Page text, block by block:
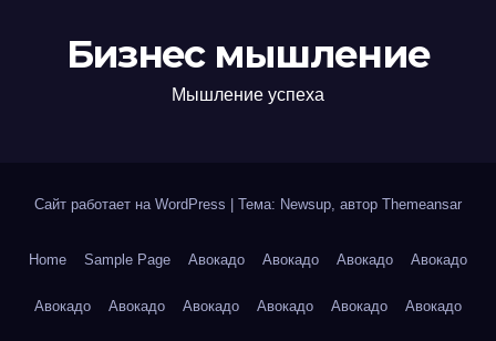
Бизнес мышление
Мышление успеха
Сайт работает на WordPress Тема: Newsup, автор Themeansar
Home Sample Page Авокадо Авокадо Авокадо Авокадо
Авокадо Авокадо Авокадо Авокадо Авокадо Авокадо